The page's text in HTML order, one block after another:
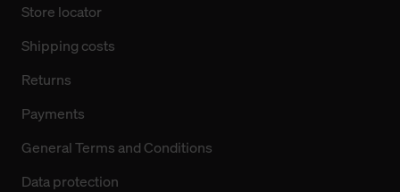
Store locator
Shipping costs
Returns
Payments
General Terms and Conditions
Data protection